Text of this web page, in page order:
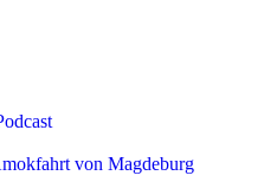
von Magdeburg